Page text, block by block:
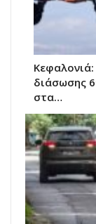
διάσωσης
στα…